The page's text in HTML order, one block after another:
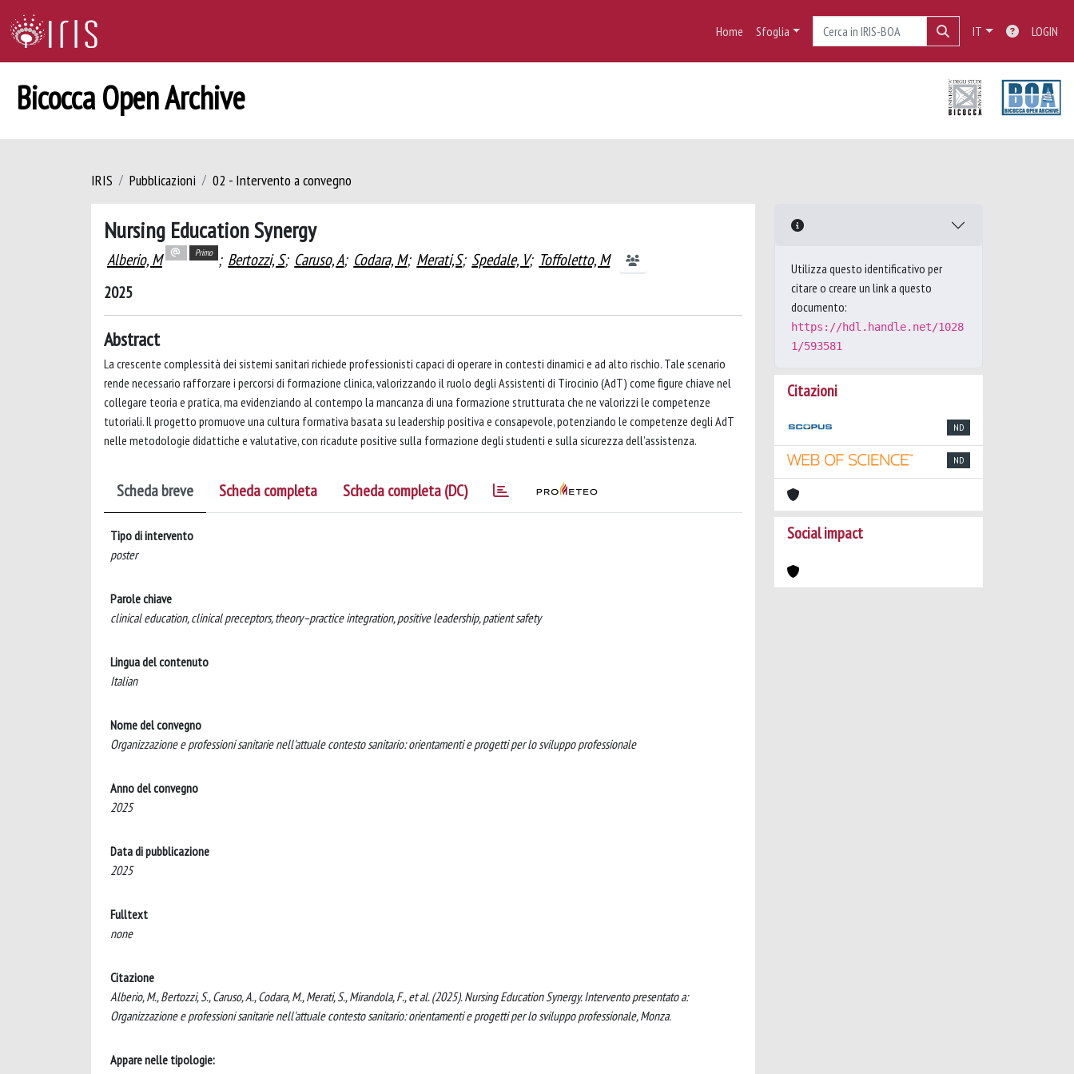
Home Sfoglia IT LOGIN
Bicocca Open Archive
IRIS Pubblicazioni 02 - Intervento a convegno
Nursing Education Synergy
Alberio, M Primo ; Bertozzi, S; Caruso, A; Codara, M; Merati,S; Spedale, V; Toffoletto, M
2025
Abstract
La crescente complessità dei sistemi sanitari richiede professionisti capaci di operare in contesti dinamici e ad alto rischio. Tale scenario
rende necessario rafforzare i percorsi di formazione clinica, valorizzando il ruolo degli Assistenti di Tirocinio (AdT) come figure chiave nel
collegare teoria e pratica, ma evidenziando al contempo la mancanza di una formazione strutturata che ne valorizzi le competenze
tutoriali. Il progetto promuove una cultura formativa basata su leadership positiva e consapevole, potenziando le competenze degli AdT
nelle metodologie didattiche e valutative, con ricadute positive sulla formazione degli studenti e sulla sicurezza dell’assistenza.
Scheda breve Scheda completa Scheda completa (DC)
Tipo di intervento
poster
Parole chiave
clinical education, clinical preceptors, theory–practice integration, positive leadership, patient safety
Lingua del contenuto
Italian
Nome del convegno
Organizzazione e professioni sanitarie nell'attuale contesto sanitario: orientamenti e progetti per lo sviluppo professionale
Anno del convegno
2025
Data di pubblicazione
2025
Fulltext
none
Citazione
Alberio, M., Bertozzi, S., Caruso, A., Codara, M., Merati, S., Mirandola, F., et al. (2025). Nursing Education Synergy. Intervento presentato a:
Organizzazione e professioni sanitarie nell'attuale contesto sanitario: orientamenti e progetti per lo sviluppo professionale, Monza.
Appare nelle tipologie:
Utilizza questo identificativo per
citare o creare un link a questo
documento:
https://hdl.handle.net/1028
1/593581
Citazioni
ND
ND
Social impact